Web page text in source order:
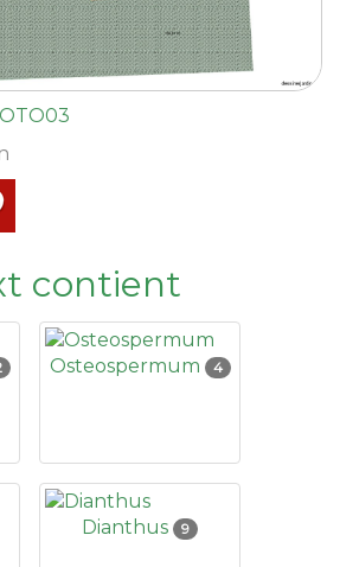
contient
Osteospermum 4
Dianthus 9